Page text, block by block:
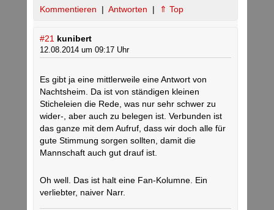
Kommentieren | Antworten | ⇑ Top
#21 kunibert
12.08.2014 um 09:17 Uhr
Es gibt ja eine mittlerweile eine Antwort von
Nachtsheim. Da ist von ständigen kleinen
Sticheleien die Rede, was nur sehr schwer zu
wider-, aber auch zu belegen ist. Verbunden ist
das ganze mit dem Aufruf, dass wir doch alle für
gute Stimmung sorgen sollten, damit die
Mannschaft auch gut drauf ist.
Oh well. Das ist halt eine Fan-Kolumne. Ein
verliebter, naiver Narr.